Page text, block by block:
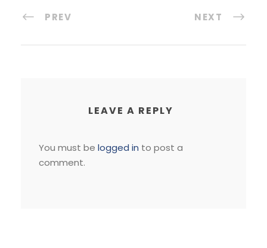
PREV NEXT
LEAVE A REPLY
You must be logged in to post a
comment.